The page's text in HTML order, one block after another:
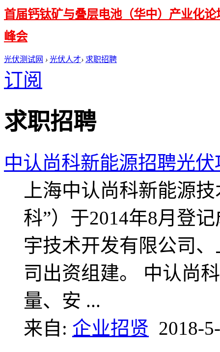
首届钙钛矿与叠层电池（华中）产业化论
峰会
光伏测试网 › 光伏人才› 求职招聘
订阅
求职招聘
中认尚科新能源招聘光
上海中认尚科新能源
科”）于2014年8月登
宇技术开发有限公司
司出资组建。 中认尚
量、安 ...
来自: 企业招贤 2018-